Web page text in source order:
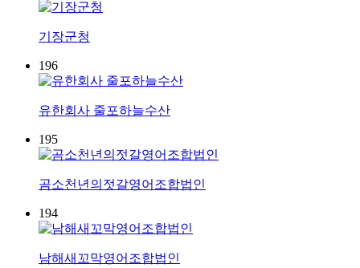
기장군청
196
유한회사 줄포하늘수산
195
곰소천년의젓갈영어조합법인
194
남해새꼬막영어조합법인